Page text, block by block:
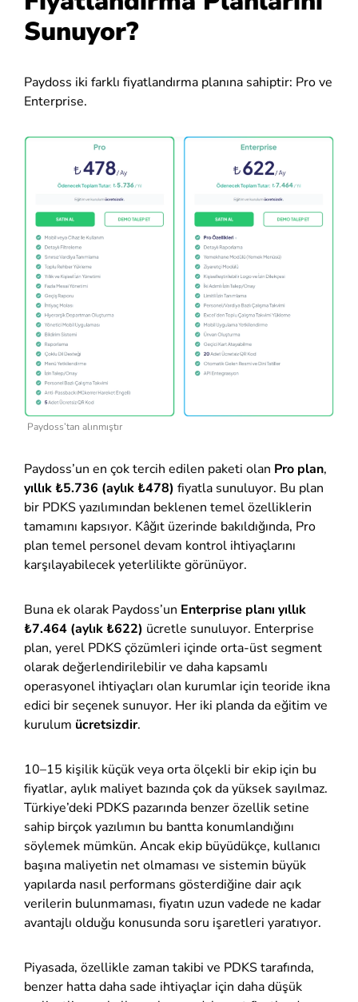
Sunuyor?
Paydoss iki farklı fiyatlandırma planına sahiptir: Pro ve
Enterprise.
Paydoss’tan alınmıştır
Paydoss’un en çok tercih edilen paketi olan Pro plan,
yıllık ₺5.736 (aylık ₺478) fiyatla sunuluyor. Bu plan
bir PDKS yazılımından beklenen temel özelliklerin
tamamını kapsıyor. Kâğıt üzerinde bakıldığında, Pro
plan temel personel devam kontrol ihtiyaçlarını
karşılayabilecek yeterlilikte görünüyor.
Buna ek olarak Paydoss’un Enterprise planı yıllık
₺7.464 (aylık ₺622) ücretle sunuluyor. Enterprise
plan, yerel PDKS çözümleri içinde orta-üst segment
olarak değerlendirilebilir ve daha kapsamlı
operasyonel ihtiyaçları olan kurumlar için teoride ikna
edici bir seçenek sunuyor. Her iki planda da eğitim ve
kurulum ücretsizdir.
10–15 kişilik küçük veya orta ölçekli bir ekip için bu
fiyatlar, aylık maliyet bazında çok da yüksek sayılmaz.
Türkiye’deki PDKS pazarında benzer özellik setine
sahip birçok yazılımın bu bantta konumlandığını
söylemek mümkün. Ancak ekip büyüdükçe, kullanıcı
başına maliyetin net olmaması ve sistemin büyük
yapılarda nasıl performans gösterdiğine dair açık
verilerin bulunmaması, fiyatın uzun vadede ne kadar
avantajlı olduğu konusunda soru işaretleri yaratıyor.
Piyasada, özellikle zaman takibi ve PDKS tarafında,
benzer hatta daha sade ihtiyaçlar için daha düşük